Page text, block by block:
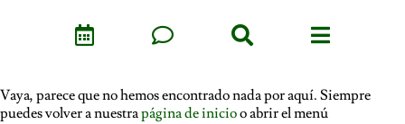
Vaya, parece que no hemos encontrado nada por aquí. Siempre
puedes volver a nuestrapágina de inicioo abrir el menú